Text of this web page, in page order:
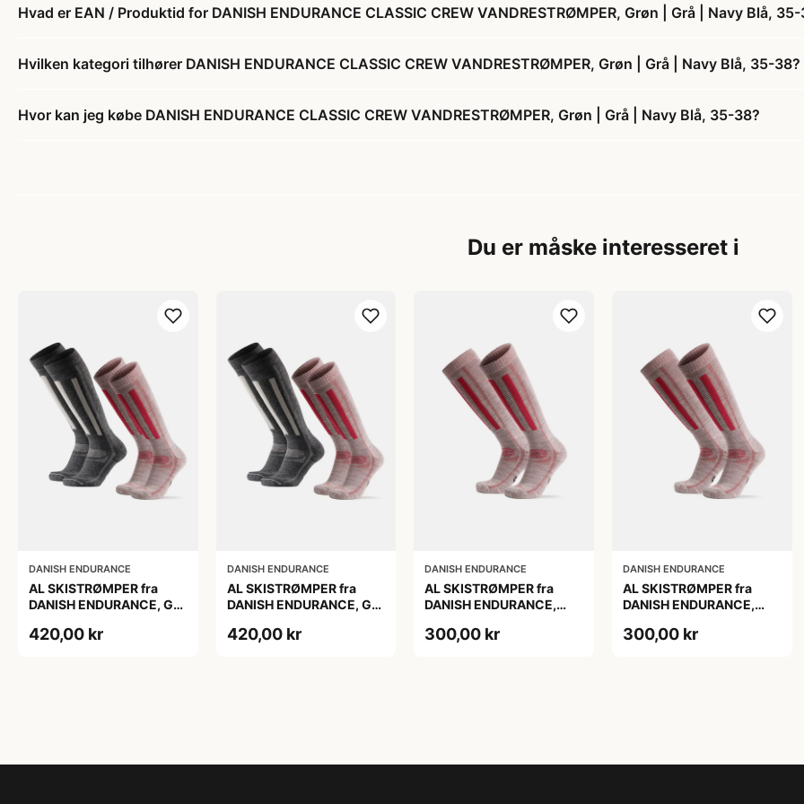
Hvad er EAN / Produktid for DANISH ENDURANCE CLASSIC CREW VANDRESTRØMPER, Grøn | Grå | Navy Blå,
Hvilken kategori tilhører DANISH ENDURANCE CLASSIC CREW VANDRESTRØMPER, Grøn | Grå | Navy Blå, 35-38?
Hvor kan jeg købe DANISH ENDURANCE CLASSIC CREW VANDRESTRØMPER, Grøn | Grå | Navy Blå, 35-38?
Du er måske interesseret i
DANISH ENDURANCE
AL SKISTRØMPER fra
DANISH ENDURANCE, Grå
420,00 kr
DANISH ENDURANCE
AL SKISTRØMPER fra
DANISH ENDURANCE, Grå
420,00 kr
DANISH ENDURANCE
AL SKISTRØMPER fra
DANISH ENDURANCE,
300,00 kr
DANISH ENDURANCE
AL SKISTRØMPER fra
DANISH ENDURANCE,
300,00 kr